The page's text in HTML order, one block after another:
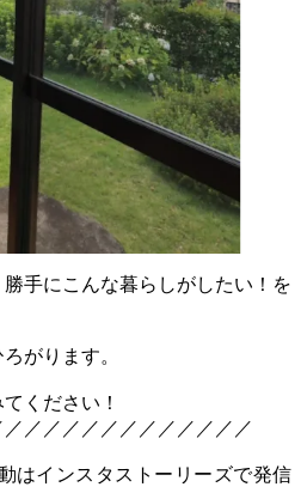
手にこんな暮らしがしたい！を
がります。
ください！
／／／／／／／／／／／／
はインスタストーリーズで発信